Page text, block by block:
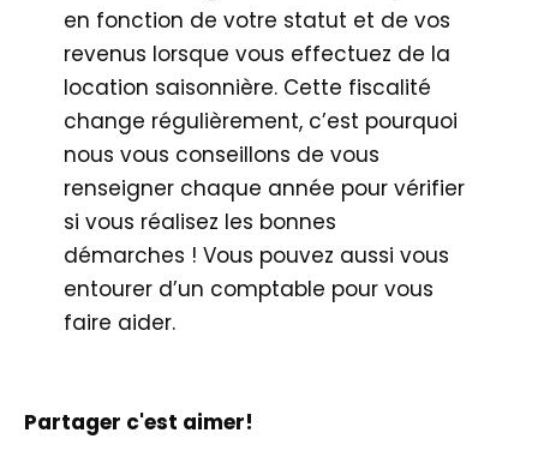
en fonction de votre statut et de vos
revenus lorsque vous effectuez de la
location saisonnière. Cette fiscalité
change régulièrement, c’est pourquoi
nous vous conseillons de vous
renseigner chaque année pour vérifier
si vous réalisez les bonnes
démarches ! Vous pouvez aussi vous
entourer d’un comptable pour vous
faire aider.
Partager c'est aimer!